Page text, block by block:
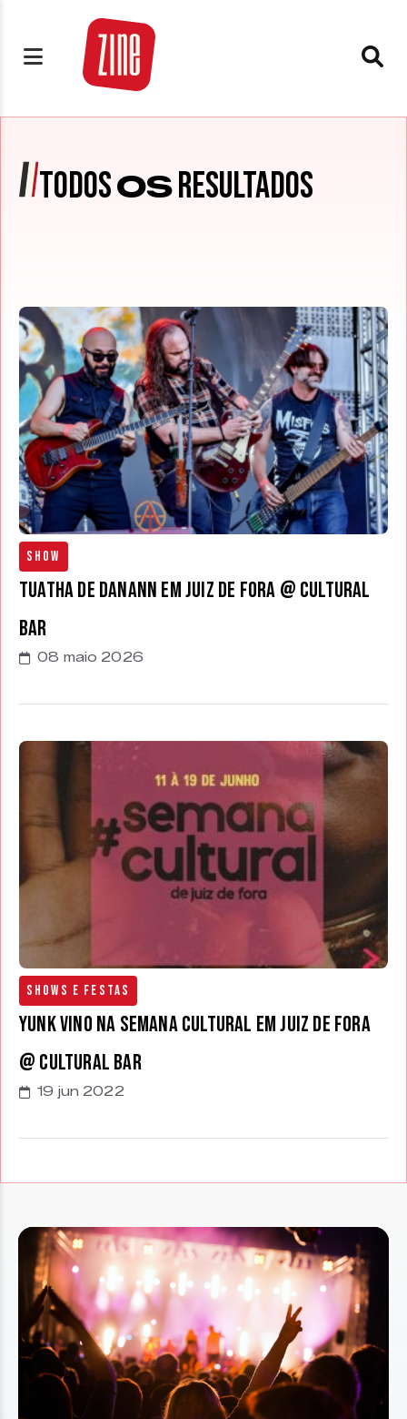
TODOSOSRESULTADOS
Show
Tuatha de Danann em juiz de fora @ Cultural
Bar
08 maio 2026
Shows e Festas
Yunk Vino na Semana Cultural em Juiz de Fora
@ Cultural Bar
19 jun 2022